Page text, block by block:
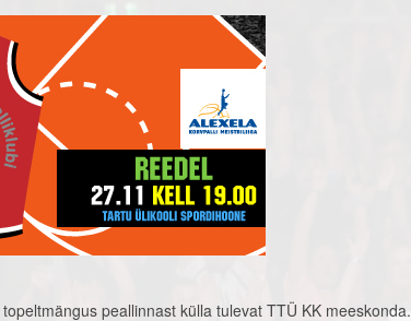
peallinnast külla tulevat TTÜ KK meeskonda.